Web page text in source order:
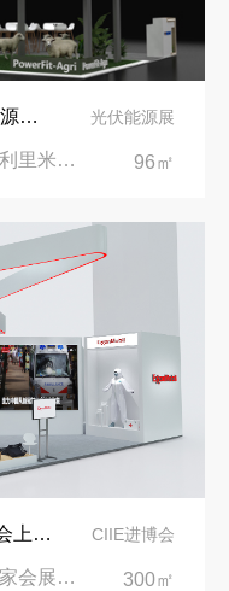
意大利展台设计搭建-保威新能源在意大利里米尼会展中心推出最新产品-中励展览设计策划公司 光伏能源展
意大利可再生能源展览会|意大利里米尼会展中心 96㎡
埃克森美孚公司在第三届进博会上展示非凡的展台搭建设计 CIIE进博会
第三届中国国际进口博览会|国家会展中心 300㎡